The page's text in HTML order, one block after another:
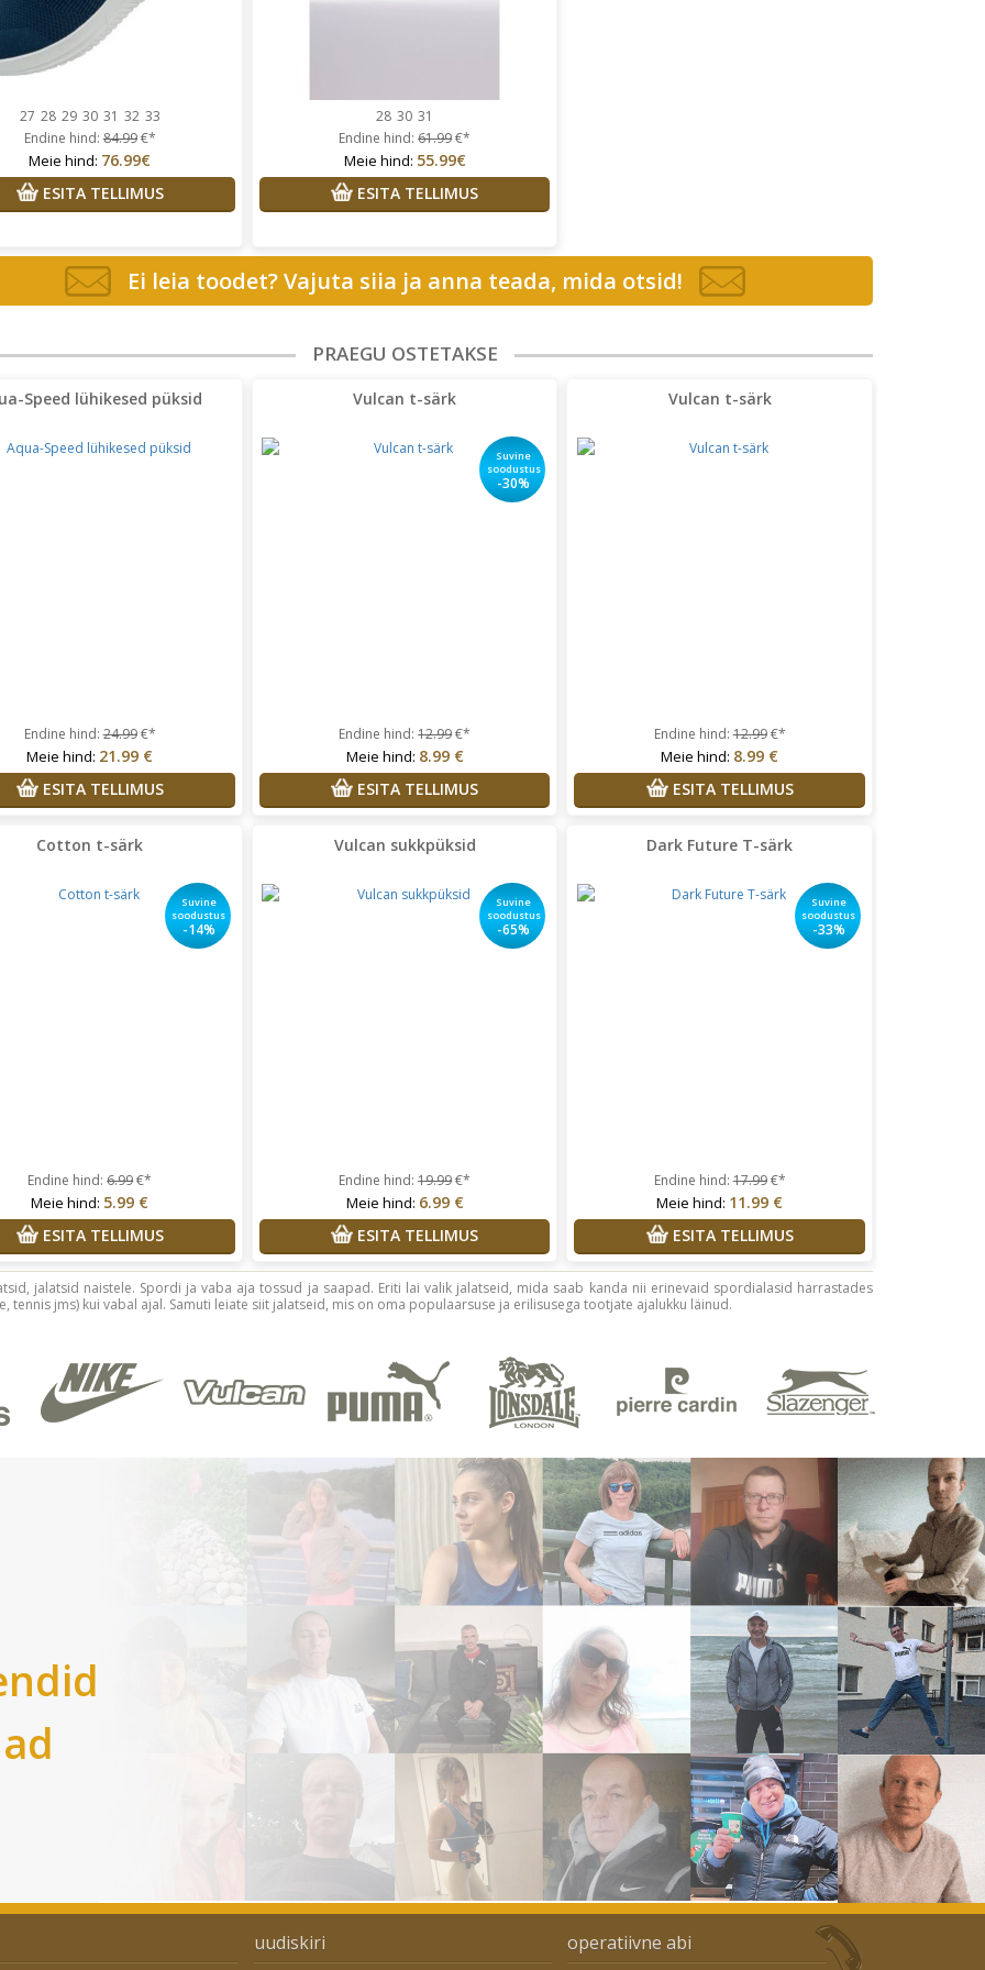
27 28 29 30 31 32 33
Endine hind:84.99€*
Meie hind: 76.99€
ESITA TELLIMUS
28 30 31
Endine hind:61.99€*
Meie hind: 55.99€
ESITA TELLIMUS
Ei leia toodet? Vajuta siia ja anna teada, mida otsid!
PRAEGU OSTETAKSE
Speed lühikesed püksid
Endine hind:24.99€*
Meie hind: 21.99 €
ESITA TELLIMUS
Vulcan t-särk
Suvine
soodustus
-30%
Endine hind:12.99€*
Meie hind: 8.99 €
ESITA TELLIMUS
Vulcan t-särk
Endine hind:12.99€*
Meie hind: 8.99 €
ESITA TELLIMUS
Cotton t-särk
Suvine
soodustus
-14%
Endine hind:6.99€*
Meie hind: 5.99 €
ESITA TELLIMUS
Vulcan sukkpüksid
Suvine
soodustus
-65%
Endine hind:19.99€*
Meie hind: 6.99 €
ESITA TELLIMUS
Dark Future T-särk
Suvine
soodustus
-33%
Endine hind:17.99€*
Meie hind: 11.99 €
ESITA TELLIMUS
jalatsid naistele. Spordi ja vaba aja tossud ja saapad. Eriti lai valik jalatseid, mida saab kanda nii erinevaid spordialasid harrastades
tennis jms) kui vabal ajal. Samuti leiate siit jalatseid, mis on oma populaarsuse ja erilisusega tootjate ajalukku läinud.
uudiskiri operatiivne abi